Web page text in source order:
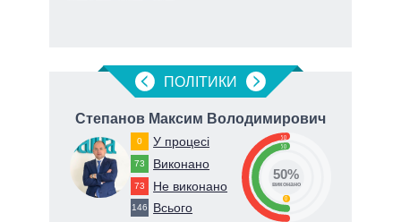
ПОЛIТИКИ
Степанов Максим Володимирович
0 У процесі
73 Виконано
73 Не виконано
146 Всього
50
50
0
50%
виконано